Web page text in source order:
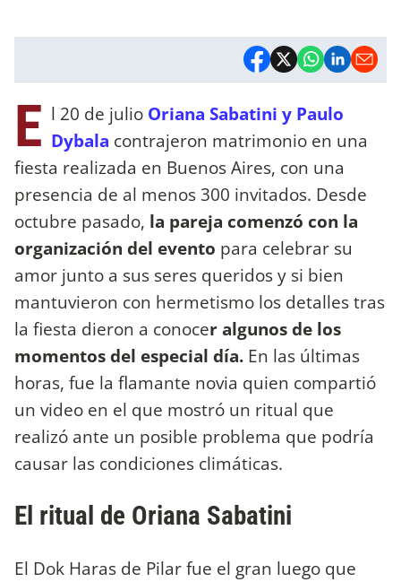
E l 20 de julio Oriana Sabatini y Paulo
Dybala contrajeron matrimonio en una
fiesta realizada en Buenos Aires, con una
presencia de al menos 300 invitados. Desde
octubre pasado, la pareja comenzó con la
organización del evento para celebrar su
amor junto a sus seres queridos y si bien
mantuvieron con hermetismo los detalles tras
la fiesta dieron a conocer algunos de los
momentos del especial día. En las últimas
horas, fue la flamante novia quien compartió
un video en el que mostró un ritual que
realizó ante un posible problema que podría
causar las condiciones climáticas.
El ritual de Oriana Sabatini
El Dok Haras de Pilar fue el gran luego que